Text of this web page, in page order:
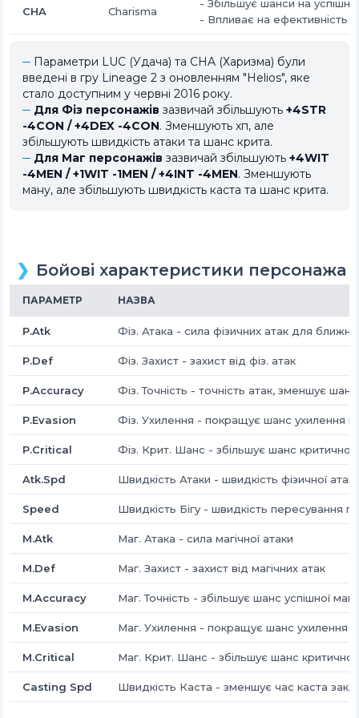
CHA Charisma
- Збільшує шанси на
- Впливає на ефективність
Параметри LUC (Удача) та CHA (Харизма) були
введені в гру Lineage 2 з оновленням "Helios", яке
стало доступним у червні 2016 року.
Для Фіз персонажів зазвичай збільшують +4STR
-4CON / +4DEX -4CON. Зменшують хп, але
збільшують швидкість атаки та шанс крита.
Для Маг персонажів зазвичай збільшують +4WIT
-4MEN / +1WIT -1MEN / +4INT -4MEN. Зменшують
ману, але збільшують швидкість каста та шанс крита.
Бойові характеристики персонажа
ПАРАМЕТР НАЗВА
P.Atk Фіз. Атака - сила фізичних атак для
P.Def Фіз. Захист - захист від фіз. атак
P.Accuracy Фіз. Точність - точність атак, зменшує
P.Evasion Фіз. Ухилення - покращує шанс ухилення
P.Critical Фіз. Крит. Шанс - збільшує шанс критичної
Atk.Spd Швидкість Атаки - швидкість фізичної
Speed Швидкість Бігу - швидкість пересування
M.Atk Маг. Атака - сила магічної атаки
M.Def Маг. Захист - захист від магічних атак
M.Accuracy Маг. Точність - збільшує шанс успішної маг.
M.Evasion Маг. Ухилення - покращує шанс ухилення
M.Critical Маг. Крит. Шанс - збільшує шанс критичної
Casting Spd Швидкість Каста - зменшує час каста